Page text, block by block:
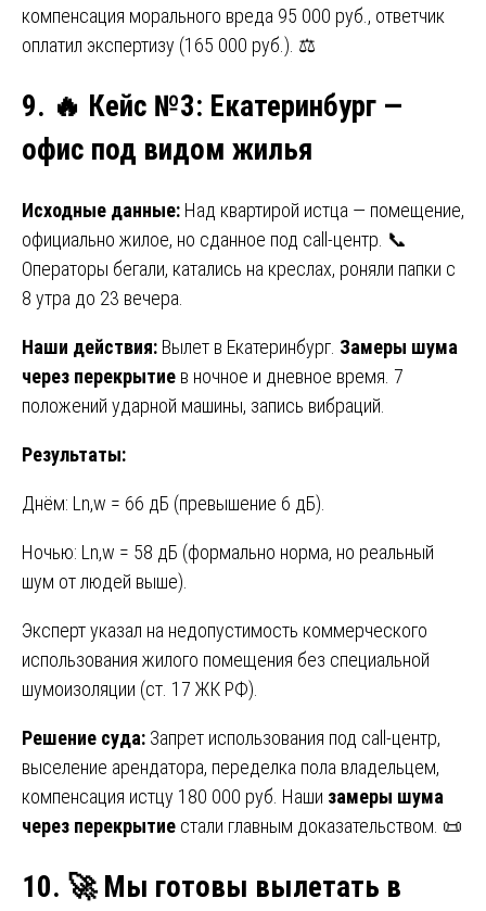
компенсация морального вреда 95 000 руб., ответчик
оплатил экспертизу (165 000 руб.). ⚖️
9. 🔥 Кейс №3: Екатеринбург —
офис под видом жилья
Исходные данные: Над квартирой истца — помещение,
официально жилое, но сданное под call-центр. 📞
Операторы бегали, катались на креслах, роняли папки с
8 утра до 23 вечера.
Наши действия: Вылет в Екатеринбург. Замеры шума
через перекрытие в ночное и дневное время. 7
положений ударной машины, запись вибраций.
Результаты:
Днём: Ln,w = 66 дБ (превышение 6 дБ).
Ночью: Ln,w = 58 дБ (формально норма, но реальный
шум от людей выше).
Эксперт указал на недопустимость коммерческого
использования жилого помещения без специальной
шумоизоляции (ст. 17 ЖК РФ).
Решение суда: Запрет использования под call-центр,
выселение арендатора, переделка пола владельцем,
компенсация истцу 180 000 руб. Наши замеры шума
через перекрытие стали главным доказательством. 📜
10. 🚀 Мы готовы вылетать в